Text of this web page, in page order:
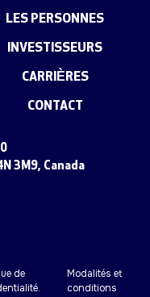
LES PERSONNES
INVESTISSEURS
CARRIÈRES
CONTACT
3M9, Canada
de
.
Modalités et
conditions